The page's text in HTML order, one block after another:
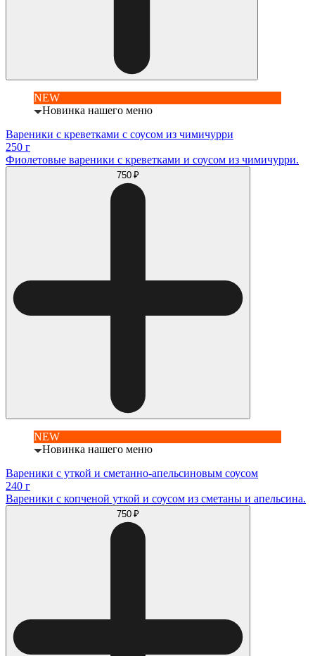
NEW
Новинка нашего меню
Вареники с креветками с соусом из чимичурри
250 г
Фиолетовые вареники с креветками и соусом из чимичурри.
750 ₽
NEW
Новинка нашего меню
Вареники с уткой и сметанно-апельсиновым соусом
240 г
Вареники с копченой уткой и соусом из сметаны и апельсина.
750 ₽